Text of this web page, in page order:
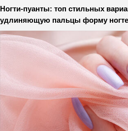
Ногти-пуанты: топ стильных
удлиняющую пальцы форму